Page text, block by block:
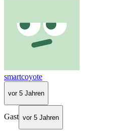
smartcoyote
vor 5 Jahren
Gast vor 5 Jahren